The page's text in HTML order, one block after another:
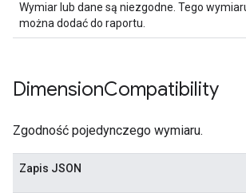
Wymiar lub dane są niezgodne. Tego
można dodać do raportu.
DimensionCompatibility
Zgodność pojedynczego wymiaru.
Zapis JSON